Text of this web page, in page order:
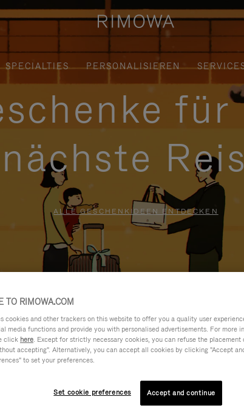
SPECIALTIES PERSONALISIEREN
für
nächste
ALLE GESCHENKIDEEN ENTDECKEN
TO RIMOWA.COM
cookies and other trackers on this website to offer you a quality user
media functions and provide you with personalised advertisements. For more
click here. Except for strictly necessary cookies, you can refuse the
accepting". Alternatively, you can accept all cookies by clicking "Accept
to set your preferences.
Set cookie preferences Accept and continue